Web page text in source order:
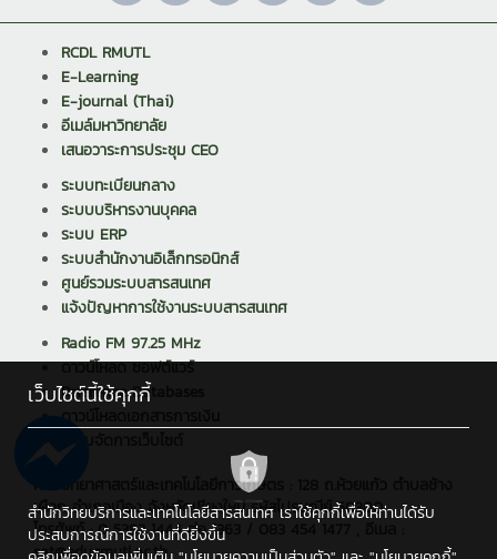
RCDL RMUTL
E-Learning
E-journal (Thai)
อีเมล์มหาวิทยาลัย
เสนอวาระการประชุม CEO
ระบบทะเบียนกลาง
ระบบบริหารงานบุคคล
ระบบ ERP
ระบบสำนักงานอิเล็กทรอนิกส์
ศูนย์รวมระบบสารสนเทศ
แจ้งปัญหาการใช้งานระบบสารสนเทศ
Radio FM 97.25 MHz
ดาวน์โหลด ซอฟต์แวร์
Reference Databases
ดาวน์โหลดเอกสารการเงิน
ระบบจัดการเว็บไซต์
คณะวิทยาศาสตร์และเทคโนโลยีการเกษตร : 128 ถ.ห้วยแก้ว ตำบลช้าง
เผือก อำเภอเมือง จังหวัดเชียงใหม่ รหัสไปรษณีย์ 50300
โทรศัพท์ : 0 5392 1444 ต่อ 1363 / 083 454 1477 , อีเมล :
sat@edu.rmutl.ac.th
เว็บไซต์นี้ใช้คุกกี้
สำนักวิทยบริการและเทคโนโลยีสารสนเทศ เราใช้คุกกี้เพื่อให้ท่านได้รับ
ประสบการณ์การใช้งานที่ดียิ่งขึ้น